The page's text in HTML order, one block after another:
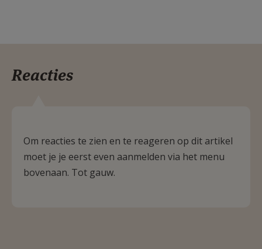
Reacties
Om reacties te zien en te reageren op dit artikel
moet je je eerst even aanmelden via het menu
bovenaan. Tot gauw.